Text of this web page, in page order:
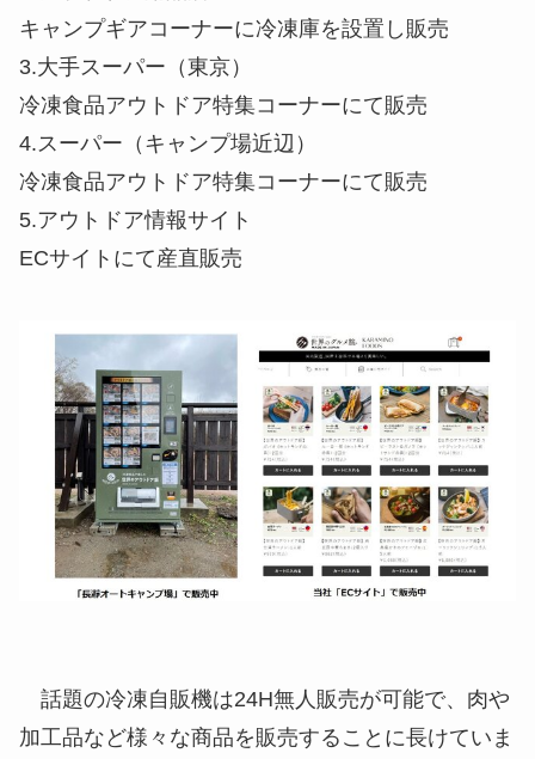
キャンプギアコーナーに冷凍庫を設置し販売
3.大手スーパー（東京）
冷凍食品アウトドア特集コーナーにて販売
4.スーパー（キャンプ場近辺）
冷凍食品アウトドア特集コーナーにて販売
5.アウトドア情報サイト
ECサイトにて産直販売
話題の冷凍自販機は24H無人販売が可能で、肉や
加工品など様々な商品を販売することに長けていま